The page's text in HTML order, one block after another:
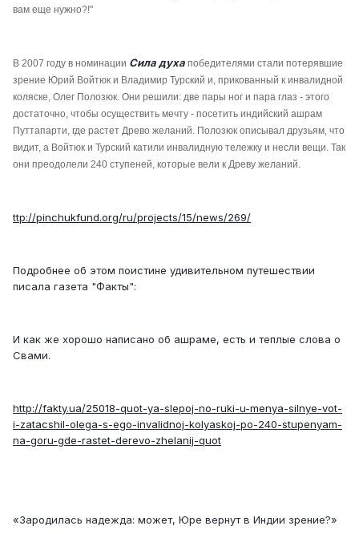
вам еще нужно?!"
В 2007 году в номинации Сила духа победителями стали потерявшие
зрение Юрий Войтюк и Владимир Турский и, прикованный к инвалидной
коляске, Олег Полозюк. Они решили: две пары ног и пара глаз - этого
достаточно, чтобы осуществить мечту - посетить индийский ашрам
Путтапарти, где растет Древо желаний. Полозюк описывал друзьям, что
видит, а Войтюк и Турский катили инвалидную тележку и несли вещи. Так
они преодолели 240 ступеней, которые вели к Древу желаний.
ttp://pinchukfund.org/ru/projects/15/news/269/
Подробнее об этом поистине удивительном путешествии
писала газета "Факты":
И как же хорошо написано об ашраме, есть и теплые слова о
Свами.
http://fakty.ua/25018-quot-ya-slepoj-no-ruki-u-menya-silnye-vot-
i-zatacshil-olega-s-ego-invalidnoj-kolyaskoj-po-240-stupenyam-
na-goru-gde-rastet-derevo-zhelanij-quot
«Зародилась надежда: может, Юре вернут в Индии зрение?»